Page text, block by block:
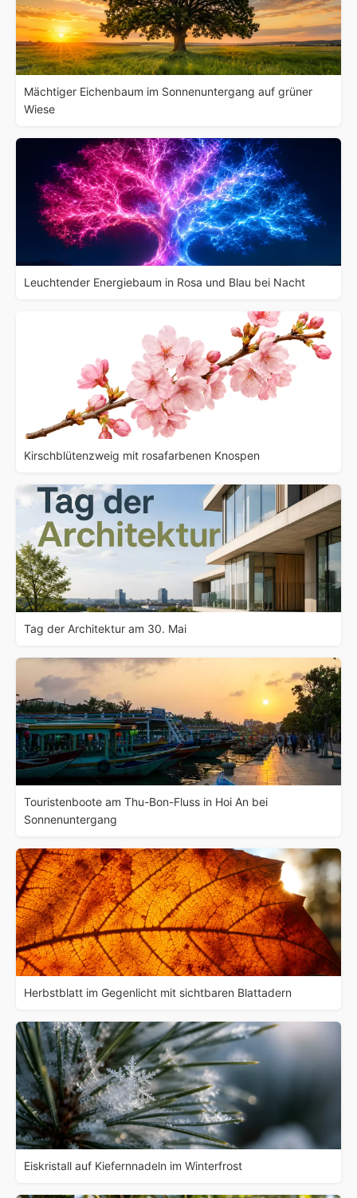
Mächtiger Eichenbaum im Sonnenuntergang auf grüner
Wiese
Leuchtender Energiebaum in Rosa und Blau bei Nacht
Kirschblütenzweig mit rosafarbenen Knospen
Tag der Architektur am 30. Mai
Touristenboote am Thu-Bon-Fluss in Hoi An bei
Sonnenuntergang
Herbstblatt im Gegenlicht mit sichtbaren Blattadern
Eiskristall auf Kiefernnadeln im Winterfrost